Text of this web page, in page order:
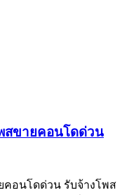
สขายคอนโดด่วน
คอนโดด่วน รับจ้างโพส